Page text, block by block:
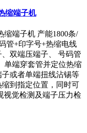
缩端子机
缩端子机 产能1800条/
管+印字号+热缩电线
双端压端子、 号码管
单端穿套管并定位热缩
或者单端扭线沾锡等
到指定位置，同时可
视觉检测及端子压力检